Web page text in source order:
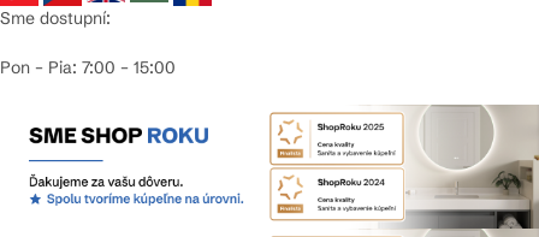
Sme dostupní:
Pon – Pia: 7:00 – 15:00